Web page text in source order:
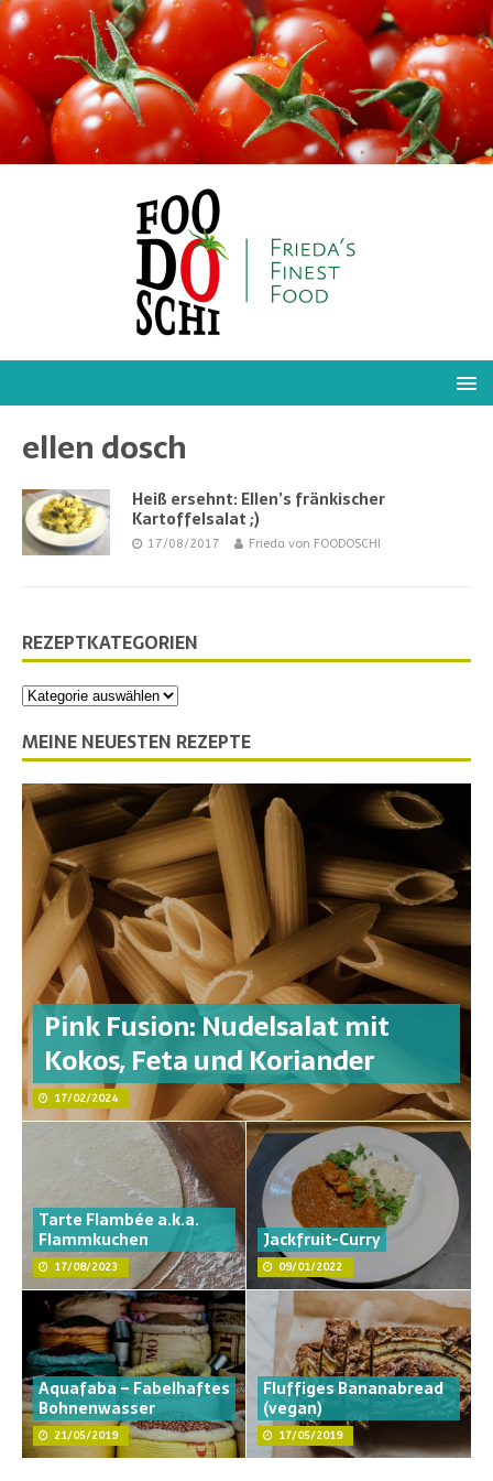
ellen dosch
Heiß ersehnt: Ellen’s fränkischer
Kartoffelsalat ;)
17/08/2017 Frieda von FOODOSCHI
REZEPTKATEGORIEN
MEINE NEUESTEN REZEPTE
Pink Fusion: Nudelsalat mit
Kokos, Feta und Koriander
17/02/2024
Tarte Flambée a.k.a.
Flammkuchen
17/08/2023
Jackfruit-Curry
09/01/2022
Aquafaba – Fabelhaftes
Bohnenwasser
21/05/2019
Fluffiges Bananabread
(vegan)
17/05/2019